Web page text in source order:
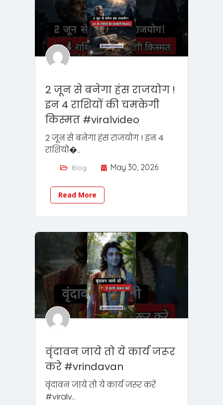
2 जून से बनेगा हंस राजयोग !
इन 4 राशियों की चमकेगी
किस्मत #viralvideo
2 जून से बनेगा हंस राजयोग ! इन 4
राशियो�..
Blog May 30, 2026
Read More
वृंदावन जाये तो ये कार्य जरूर
करे #vrindavan
वृंदावन जाये तो ये कार्य जरूर करे
#viralv..